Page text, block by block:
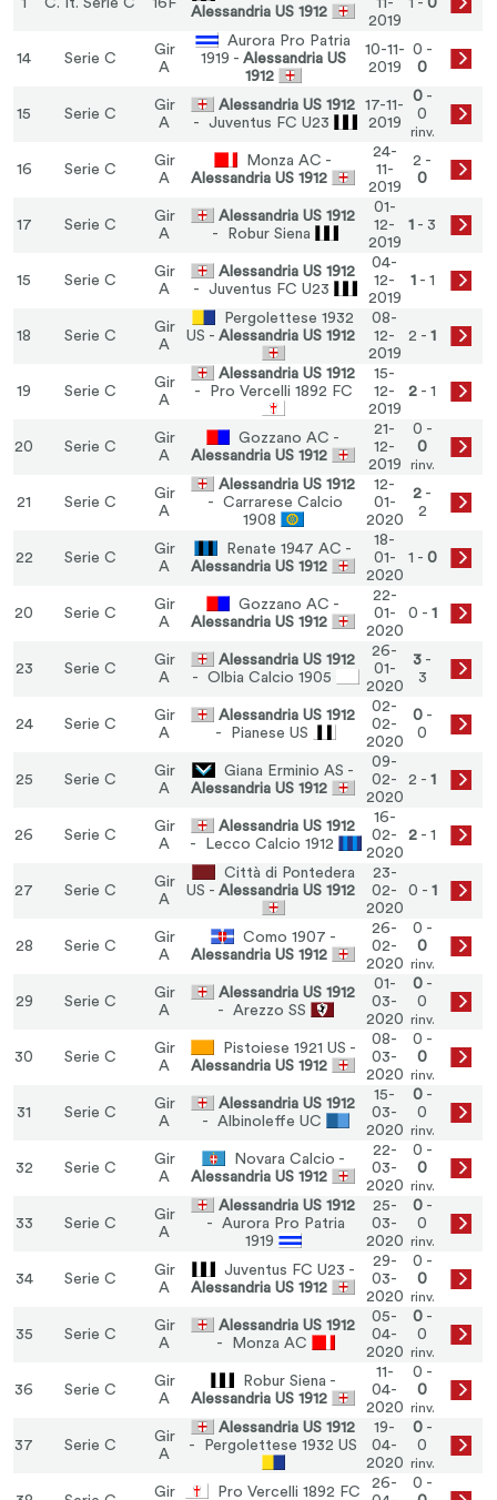
1 C. It. Serie C 16F
Alessandria US 1912
11-
2019
1 - 0
14 Serie C
Gir
A
Aurora Pro Patria
1919 - Alessandria US
1912
10-11-
2019
0 -
0
15 Serie C
Gir
A
Alessandria US 1912
- Juventus FC U23
17-11-
2019
0-
0
rinv.
16 Serie C
Gir
A
Monza AC -
Alessandria US 1912
24-
11-
2019
2 -
0
17 Serie C
Gir
A
Alessandria US 1912
- Robur Siena
01-
12-
2019
1 - 3
15 Serie C
Gir
A
Alessandria US 1912
- Juventus FC U23
04-
12-
2019
1 - 1
18 Serie C
Gir
A
Pergolettese 1932
US -Alessandria US 1912
08-
12-
2019
2 -1
19 Serie C
Gir
A
Alessandria US 1912
- Pro Vercelli 1892 FC
15-
12-
2019
2 - 1
20 Serie C
Gir
A
Gozzano AC -
Alessandria US 1912
21-
12-
2019
0 -
0
rinv.
21 Serie C
Gir
A
Alessandria US 1912
- Carrarese Calcio
1908
12-
01-
2020
2 -
2
22 Serie C
Gir
A
Renate 1947 AC -
Alessandria US 1912
18-
01-
2020
1 - 0
20 Serie C
Gir
A
Gozzano AC -
Alessandria US 1912
22-
01-
2020
0 - 1
23 Serie C
Gir
A
Alessandria US 1912
- Olbia Calcio 1905
26-
01-
2020
3 -
3
24 Serie C
Gir
A
Alessandria US 1912
- Pianese US
02-
02-
2020
0-
0
25 Serie C
Gir
A
Giana Erminio AS -
Alessandria US 1912
09-
02-
2020
2 -1
26 Serie C
Gir
A
Alessandria US 1912
- Lecco Calcio 1912
16-
02-
2020
2 - 1
27 Serie C
Gir
A
Città di Pontedera
US -Alessandria US 1912
23-
02-
2020
0 - 1
28 Serie C
Gir
A
Como 1907 -
Alessandria US 1912
26-
02-
2020
0 -
0
rinv.
29 Serie C
Gir
A
Alessandria US 1912
- Arezzo SS
01-
03-
2020
0-
0
rinv.
30 Serie C
Gir
A
Pistoiese 1921 US -
Alessandria US 1912
08-
03-
2020
0 -
0
rinv.
31 Serie C
Gir
A
Alessandria US 1912
- Albinoleffe UC
15-
03-
2020
0-
0
rinv.
32 Serie C
Gir
A
Novara Calcio -
Alessandria US 1912
22-
03-
2020
0 -
0
rinv.
33 Serie C
Gir
A
Alessandria US 1912
- Aurora Pro Patria
1919
25-
03-
2020
0-
0
rinv.
34 Serie C
Gir
A
Juventus FC U23 -
Alessandria US 1912
29-
03-
2020
0 -
0
rinv.
35 Serie C
Gir
A
Alessandria US 1912
- Monza AC
05-
04-
2020
0-
0
rinv.
36 Serie C
Gir
A
Robur Siena -
Alessandria US 1912
11-
04-
2020
0 -
0
rinv.
37 Serie C
Gir
A
Alessandria US 1912
- Pergolettese 1932 US
19-
04-
2020
0-
0
rinv.
Gir
Pro Vercelli 1892 FC
26-
0 -